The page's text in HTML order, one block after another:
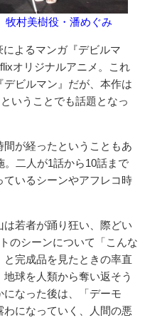
牧村美樹役・潘めぐみ
よるマンガ『デビルマ
オリジナルアニメ。これ
ビルマン』だが、本作は
いうことでも話題となっ
が経ったということもあ
。二人が1話から10話まで
いるシーンやアフレコ時
若者が踊り狂い、際どい
のシーンについて「こんな
完成品を見たときの率直
球を人類から奪い返そう
なった後は、「デーモ
になっていく、人間の悪